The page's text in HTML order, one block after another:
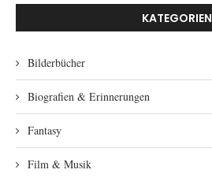
KATEGORIEN
Bilderbücher
Biografien & Erinnerungen
Fantasy
Film & Musik